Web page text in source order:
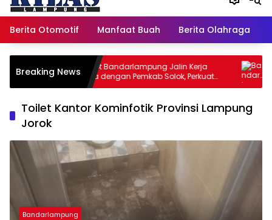
Berita Otomotif Manfaat Buah Berita Olahraga
Breaking NewsPemkot Bandarlampung Jalin Kerja
Sama dengan Pemkab Solok, Perkuat
Ketahanan Pangan dan Kendalikan
Toilet Kantor Kominfotik Provinsi Lampung
Jorok
Bandarlampung